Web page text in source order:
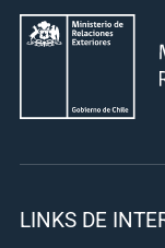
LINKS DE